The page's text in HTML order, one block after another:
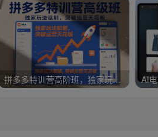
拼多多特训营高阶班，独家玩法赋能，突破运营天花板（更新26年5月23日）